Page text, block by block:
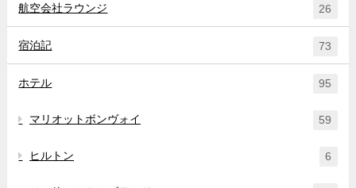
航空会社ラウンジ 26
宿泊記 73
ホテル 95
マリオットボンヴォイ 59
ヒルトン 6